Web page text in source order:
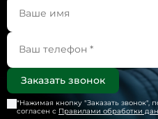
*Нажимая кнопку "Заказать звонок",
согласен с Правилами обработки